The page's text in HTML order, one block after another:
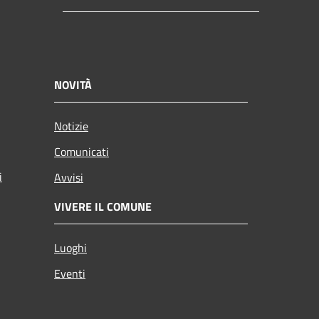
NOVITÀ
Notizie
Comunicati
Avvisi
VIVERE IL COMUNE
Luoghi
Eventi